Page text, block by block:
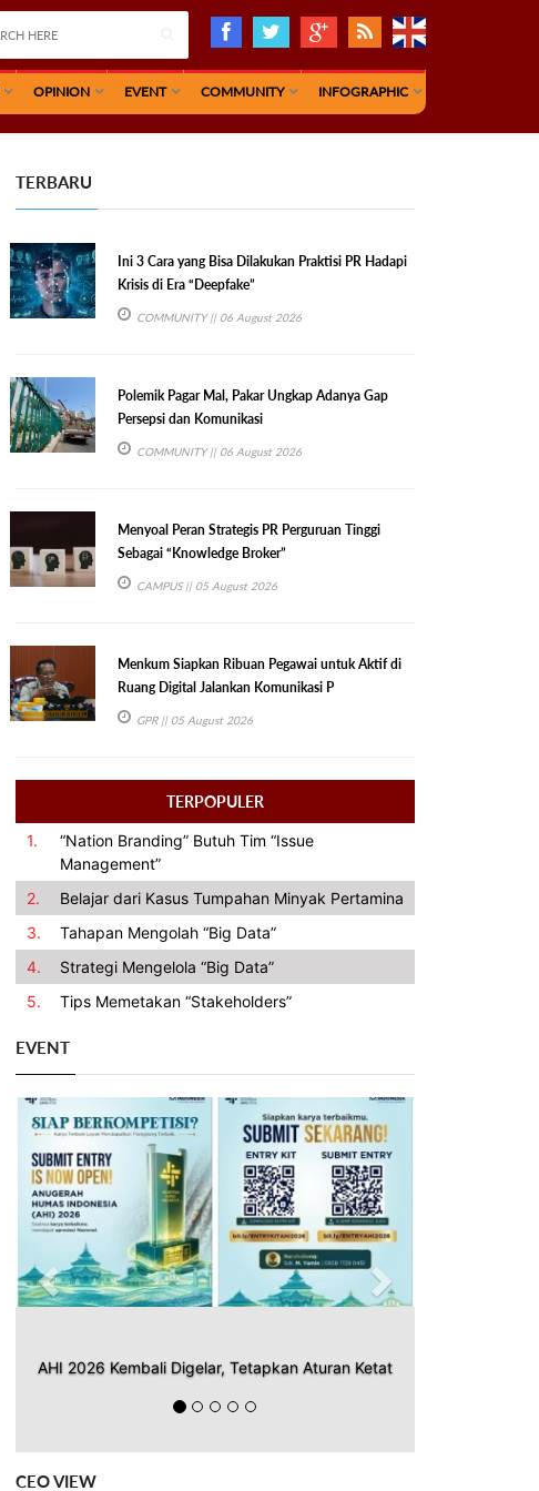
OPINION EVENT COMMUNITY INFOGRAPHIC
TERBARU
Ini 3 Cara yang Bisa Dilakukan Praktisi PR Hadapi
Krisis di Era “Deepfake”
COMMUNITY|| 06 August 2026
Polemik Pagar Mal, Pakar Ungkap Adanya Gap
Persepsi dan Komunikasi
COMMUNITY|| 06 August 2026
Menyoal Peran Strategis PR Perguruan Tinggi
Sebagai “Knowledge Broker”
CAMPUS|| 05 August 2026
Menkum Siapkan Ribuan Pegawai untuk Aktif di
Ruang Digital Jalankan Komunikasi P
GPR|| 05 August 2026
TERPOPULER
1.
“Nation Branding” Butuh Tim “Issue
Management”
2.
Belajar dari Kasus Tumpahan Minyak Pertamina
3.
Tahapan Mengolah “Big Data”
4.
Strategi Mengelola “Big Data”
5.
Tips Memetakan “Stakeholders”
EVENT
AHI 2026 Kembali Digelar, Tetapkan Aturan Ketat
Previous Next
CEO VIEW